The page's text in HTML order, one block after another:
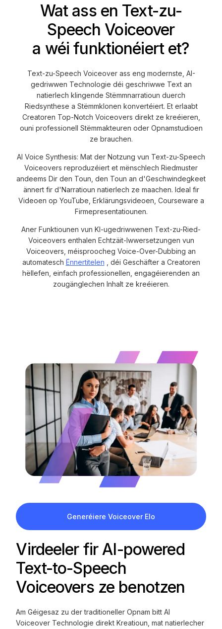
Wat ass en Text-zu-
Speech Voiceover
a wéi funktionéiert et?
Text-zu-Speech Voiceover ass eng modernste, AI-
gedriwwen Technologie déi geschriwwe Text an
natierlech klingende Stëmmnarratioun duerch
Riedsynthese a Stëmmklonen konvertéiert. Et erlaabt
Creatoren Top-Notch Voiceovers direkt ze kreéieren,
ouni professionell Stëmmakteuren oder Opnamstudioen
ze brauchen.
AI Voice Synthesis: Mat der Notzung vun Text-zu-Speech
Voiceovers reproduzéiert et mënschlech Riedmuster
andeems Dir den Toun, den Toun an d'Geschwindegkeet
ännert fir d'Narratioun natierlech ze maachen. Ideal fir
Videoen op YouTube, Erklärungsvideoen, Courseware a
Firmepresentatiounen.
Aner Funktiounen vun KI-ugedriwwenen Text-zu-Ried-
Voiceovers enthalen Echtzäit-Iwwersetzungen vun
Voiceovers, méisproocheg Voice-Over-Dubbing an
automatesch Ënnertitelen , déi Geschäfter a Creatoren
hëllefen, einfach professionellen, engagéierenden an
zougänglechen Inhalt ze kreéieren.
Generéiere Voiceover Elo
Virdeeler fir AI-powered
Text-to-Speech
Voiceovers ze benotzen
Am Géigesaz zu der traditioneller Opnam bitt AI
Voiceover Technologie direkt Kreatioun, mat natierlecher